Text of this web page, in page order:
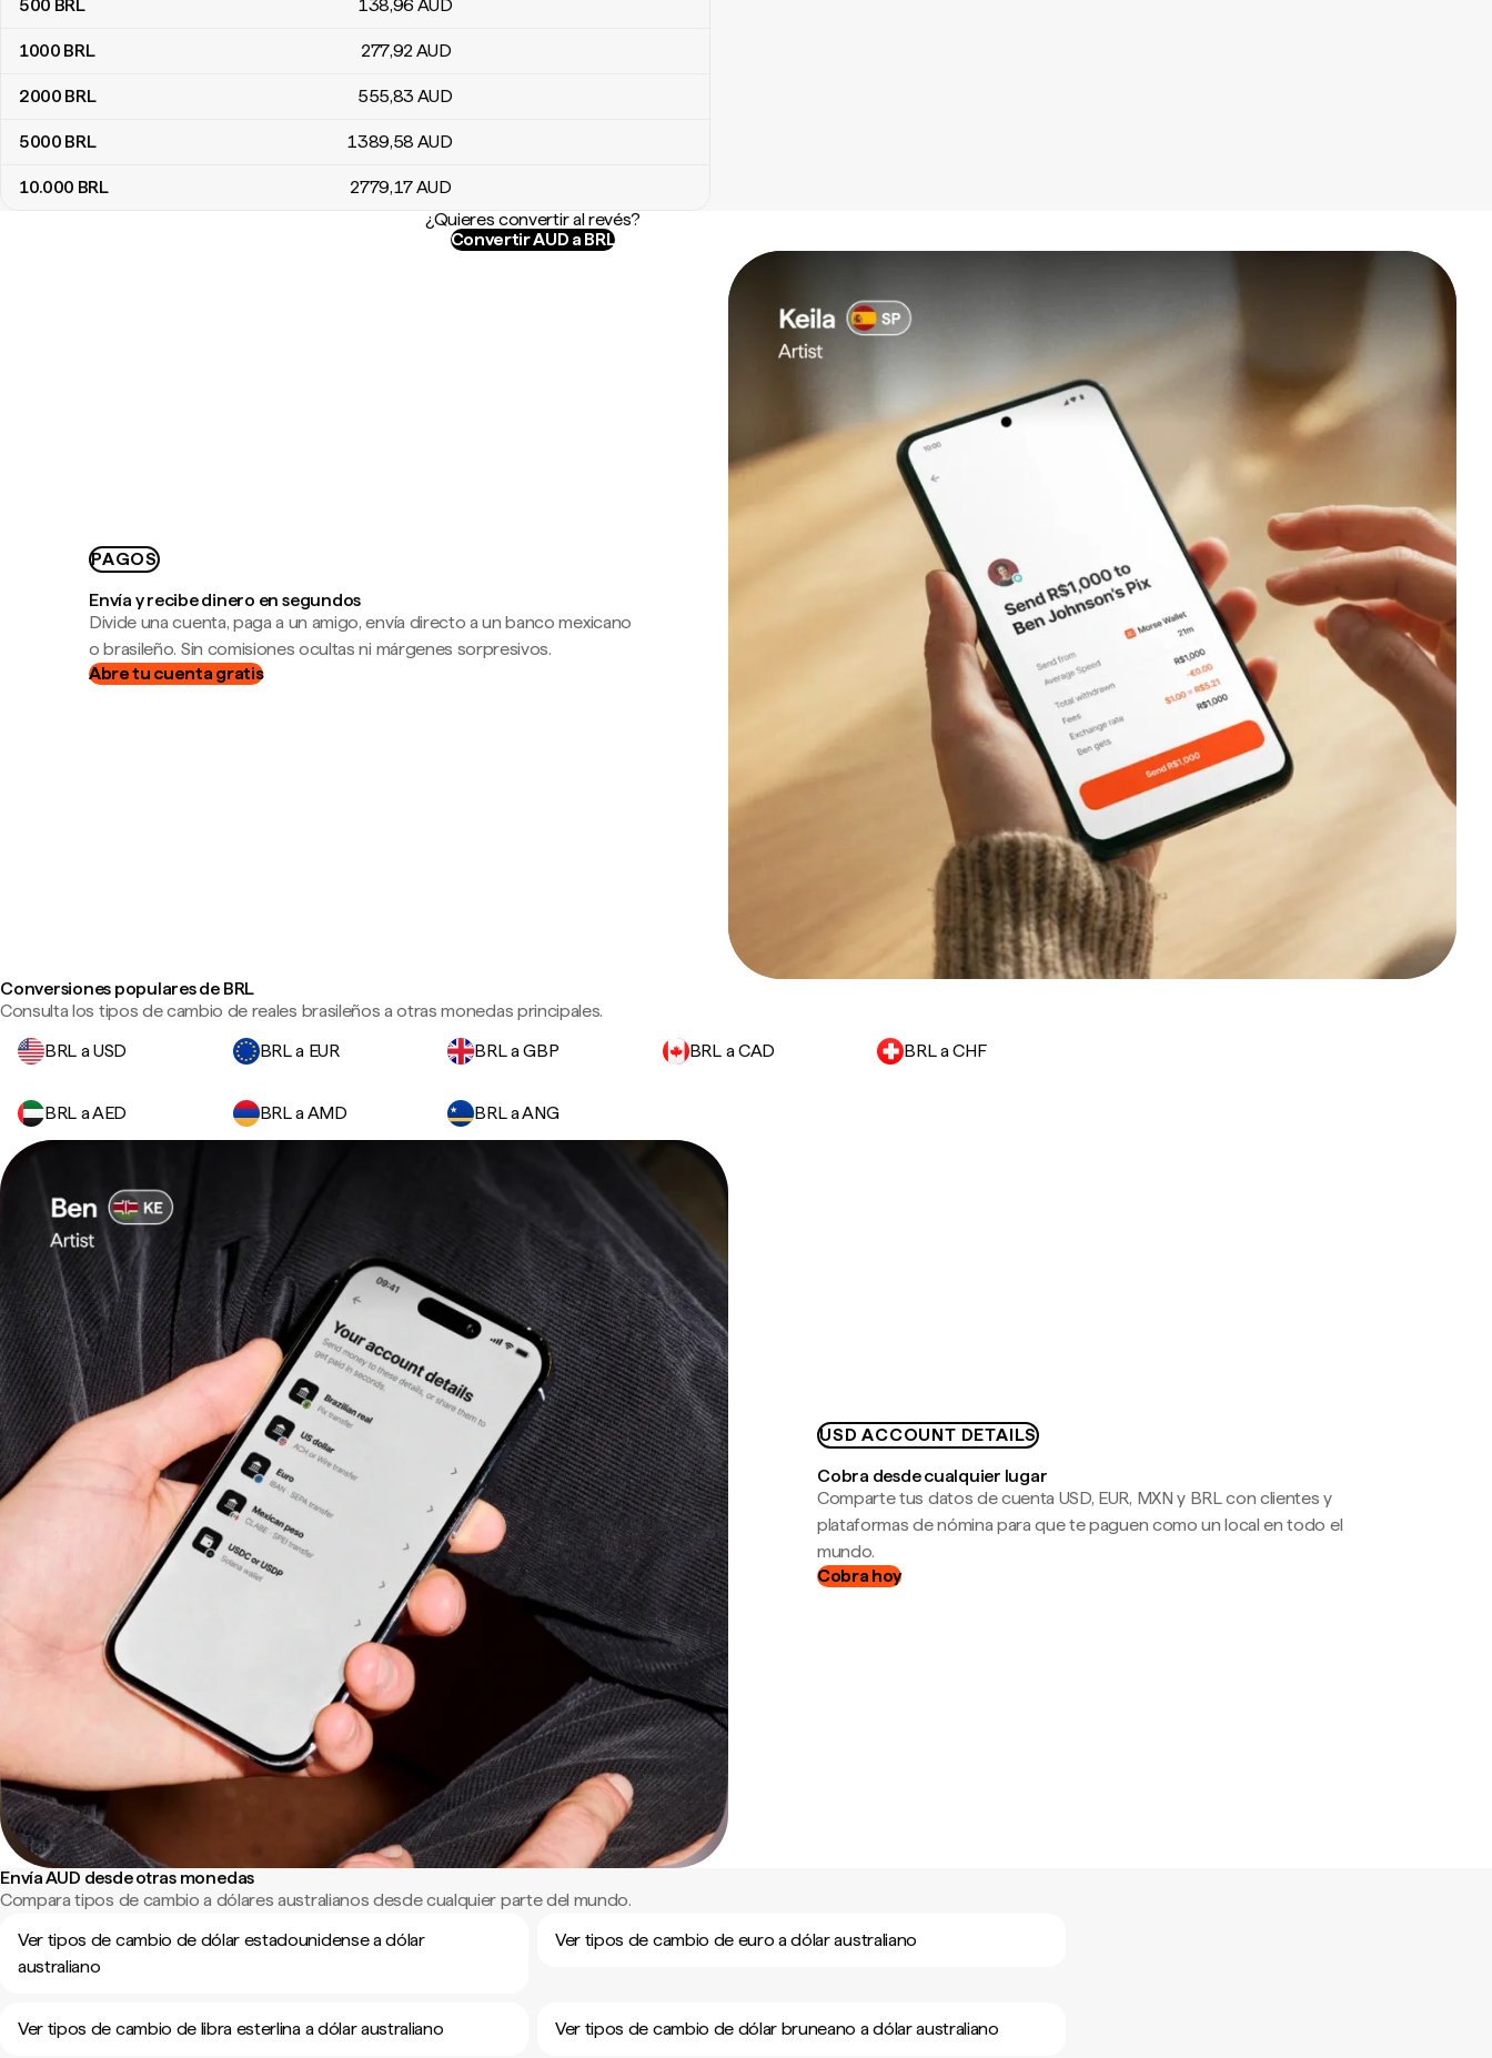
500 BRL 138,96 AUD
1000 BRL 277,92AUD
2000 BRL 555,83 AUD
5000 BRL 1389,58 AUD
10.000 BRL 2779,17AUD
¿Quieres convertir al revés?
Convertir AUD a BRL
PAGOS
Envía y recibe dinero en segundos
Divide una cuenta, paga a un amigo, envía directo a un banco mexicano
o brasileño. Sin comisiones ocultas ni márgenes sorpresivos.
Abre tu cuenta gratis
Conversiones populares de BRL
Consulta los tipos de cambio de reales brasileños a otras monedas principales.
BRL a USD
BRL a EUR BRL a GBP BRL a CAD BRL a CHF
BRL a AED BRL a AMD BRL a ANG
USD ACCOUNT DETAILS
Cobra desde cualquier lugar
Comparte tus datos de cuenta USD, EUR, MXN y BRL con clientes y
plataformas de nómina para que te paguen como un local en todo el
mundo.
Cobra hoy
Envía AUD desde otras monedas
Compara tipos de cambio a dólares australianos desde cualquier parte del mundo.
Ver tipos de cambio de dólar estadounidense a dólar
australiano
Ver tipos de cambio de euro a dólar australiano
Ver tipos de cambio de libra esterlina a dólar australiano Ver tipos de cambio de dólar bruneano a dólar australiano